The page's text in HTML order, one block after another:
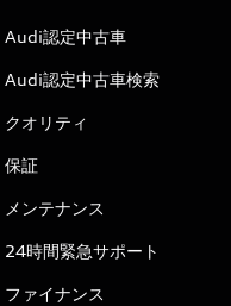
Audi認定中古車
Audi認定中古車検索
クオリティ
保証
メンテナンス
24時間緊急サポート
ファイナンス